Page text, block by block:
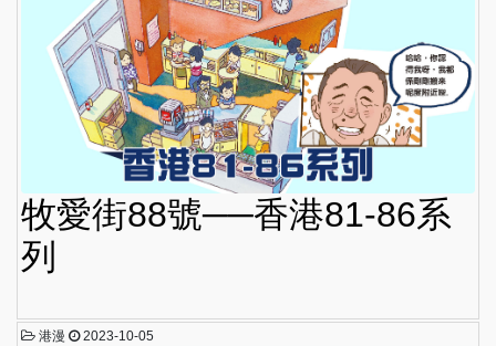
牧愛街88號──香港81-86系
列
港漫 2023-10-05